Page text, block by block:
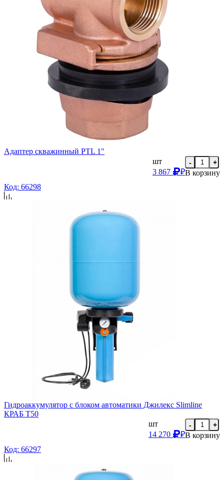
Адаптер скважинный PTL 1"
шт
3 867
₽
- +
В корзину
Код: 66298
Гидроаккумулятор с блоком автоматики Джилекс Slimline
КРАБ Т50
шт
14 270
₽
- +
В корзину
Код: 66297